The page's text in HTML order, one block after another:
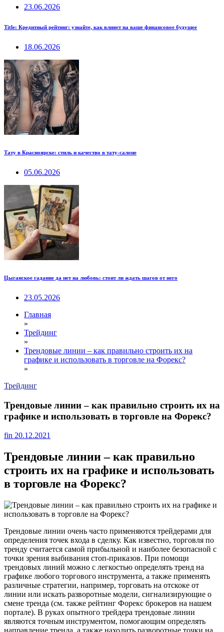
23.06.2026
Title: Кредитный рейтинг: узнайте, как влияет на ваше финансовое будущее
18.06.2026
Тату в Красноярске: стиль и качество в тату-салоне
05.06.2026
Цыганское гадание да нет на любовь: стоит ли ждать шагов от него
23.05.2026
Главная
»
Трейдинг
»
Трендовые линии – как правильно строить их на
графике и использовать в торговле на Форекс?
»
Трейдинг
Трендовые линии – как правильно строить их на
графике и использовать в торговле на Форекс?
fin 20.12.2021
Трендовые линии – как правильно
строить их на графике и использовать
в торговле на Форекс?
Трендовые линии очень часто применяются трейдерами для
определения точек входа в сделку. Как известно, торговля по
тренду считается самой прибыльной и наиболее безопасной с
точки зрения выбивания стоп-приказов. При помощи
трендовых линий можно с легкостью определять тренд на
графике любого торгового инструмента, а также применять
различные стратегии, например, торговать на отскоке от
линии или искать разворотные модели, сигнализирующие о
смене тренда (см. также рейтинг Форекс брокеров на нашем
портале). В руках опытного трейдера трендовые линии
являются точным инструментом, помогающим определять